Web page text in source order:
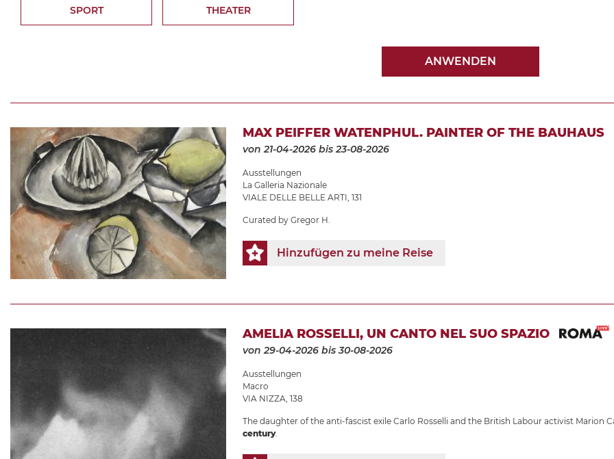
SPORT THEATER
ANWENDEN
MAX PEIFFER WATENPHUL. PAINTER OF THE BAUHAUS
von 21-04-2026 bis 23-08-2026
Ausstellungen
La Galleria Nazionale
VIALE DELLE BELLE ARTI, 131
Curated by Gregor H.
Hinzufügen zu meine Reise
AMELIA ROSSELLI, UN CANTO NEL SUO SPAZIO
von 29-04-2026 bis 30-08-2026
Ausstellungen
Macro
VIA NIZZA, 138
The daughter of the anti-fascist exile Carlo Rosselli and the British Labour activist Marion
century.